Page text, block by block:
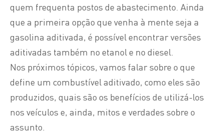
quem frequenta postos de abastecimento. Ainda
que a primeira opção que venha à mente seja a
gasolina aditivada, é possível encontrar versões
aditivadas também no etanol e no diesel.
Nos próximos tópicos, vamos falar sobre o que
define um combustível aditivado, como eles são
produzidos, quais são os benefícios de utilizá-los
nos veículos e, ainda, mitos e verdades sobre o
assunto.